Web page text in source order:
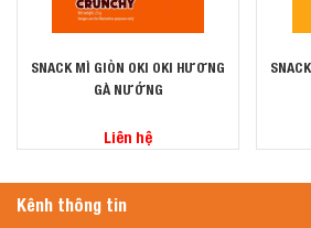
SNACK MÌ GIÒN OKI OKI HƯƠNG
GÀ NƯỚNG
Liên hệ
Kênh thông tin